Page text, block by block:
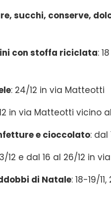
succhi, conserve,
con stoffa riciclata:
: 24/12 in via Matteotti
in via Matteotti vicino
e cioccolato: dal
12 e dal 16 al 26/12 in
di Natale: 18-19/